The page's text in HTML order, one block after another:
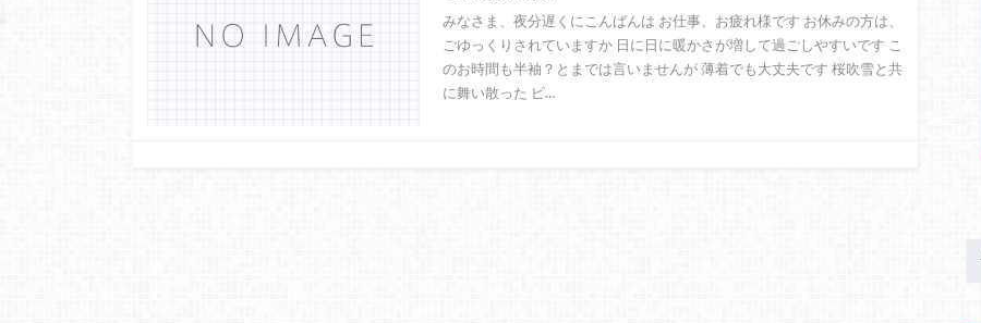
みなさま、夜分遅くにこんばんは お仕事、お疲れ様です お休みの方は、
ごゆっくりされていますか 日に日に暖かさが増して過ごしやすいです こ
のお時間も半袖？とまでは言いませんが 薄着でも大丈夫です 桜吹雪と共
に舞い散った ピ…